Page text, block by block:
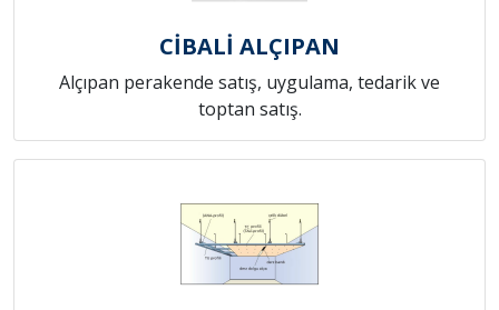
CİBALİ ALÇIPAN
Alçıpan perakende satış, uygulama, tedarik ve
toptan satış.